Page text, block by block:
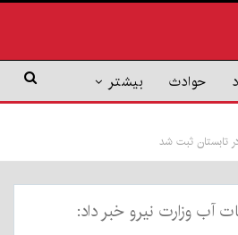
حوادث بیشتر
تابستان ثبت شد
وزارت نیرو خبر داد: